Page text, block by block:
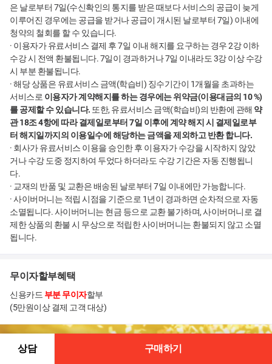
은 날로부터 7일(수신확인의 통지를 받은 때보다 서비스의 공급이 늦게
이루어진 경우에는 공급을 받거나 공급이 개시된 날로부터 7일) 이내에
청약의 철회를 할 수 있습니다.
· 이용자가 유료서비스 결제 후 7일 이내 해지를 요구하는 경우 2강 이하
수강 시 전액 환불됩니다. 7일이 경과하거나 7일 이내라도 3강 이상 수강
시 부분 환불됩니다.
· 해당 상품은 유료서비스 금액(학습비) 징수기간이 1개월을 초과하는
서비스로 이용자가 계약해지를 하는 경우에는 위약금(이용대금의 10 %)
를 공제할 수 있습니다. 또한, 유료서비스 금액(학습비)의 반환에 관해 약
관 18조 4항에 따라 결제일로부터 7일 이후에 계약 해지 시 결제일로부
터 해지일까지의 이용일수에 해당하는 금액을 제외하고 반환 합니다.
· 회사가 유료서비스 이용을 승인한 후 이용자가 수강을 시작하지 않았
거나 수강 도중 정지하여 두었다 하더라도 수강 기간은 자동 진행됩니
다.
· 교재의 반품 및 교환은 배송된 날로부터 7일 이내에만 가능합니다.
· 사이버머니는 적립 시점을 기준으로 1년이 경과하면 순차적으로 자동
소멸됩니다. 사이버머니는 현금 등으로 교환 불가하며, 사이버머니로 결
제한 상품의 환불 시 무상으로 적립한 사이버머니는 환불되지 않고 소멸
됩니다.
무이자할부혜택
신용카드 부분 무이자할부
(5만원이상 결제 고객 대상)
상담 구매하기